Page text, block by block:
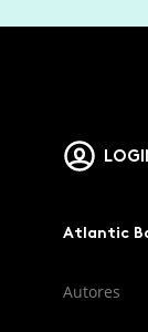
Atlantic
Autores